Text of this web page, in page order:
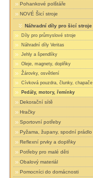
Pohankové polštáře
NOVÉ Šicí stroje
Náhradní díly pro šicí stroje
Díly pro průmyslové stroje
Náhradní díly Veritas
Jehly a špendlíky
Oleje, magnety, doplňky
Žárovky, osvětlení
Cívková pouzdra, člunky, chapače
Pedály, motory, řemínky
Dekorační sítě
Hračky
Sportovní potřeby
Pyžama, župany, spodní prádlo
Reflexní prvky a doplňky
Potřeby pro malé děti
Obalový materiál
Pomocníci do domácnosti